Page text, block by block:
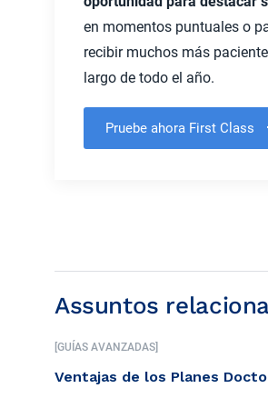
en momentos puntuales o
recibir muchos más
largo de todo el año.
Pruebe ahora First Class
Assuntos
[GUÍAS AVANZADAS]
Ventajas de los Planes